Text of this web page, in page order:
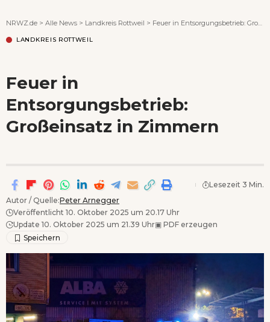
NRWZ.de > Alle News > Landkreis Rottweil > Feuer in Entsorgungsbetrieb: Großeinsatz in Zimmern
LANDKREIS ROTTWEIL
Feuer in
Entsorgungsbetrieb:
Großeinsatz in Zimmern
Autor / Quelle:Peter Arnegger
Veröffentlicht 10. Oktober 2025 um 20.17 Uhr
Update 10. Oktober 2025 um 21.39 Uhr▣ PDF erzeugen
Lesezeit 3 Min.